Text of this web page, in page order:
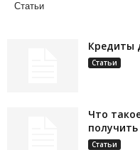
Статьи
Кредиты
Статьи
Что
получить
Статьи